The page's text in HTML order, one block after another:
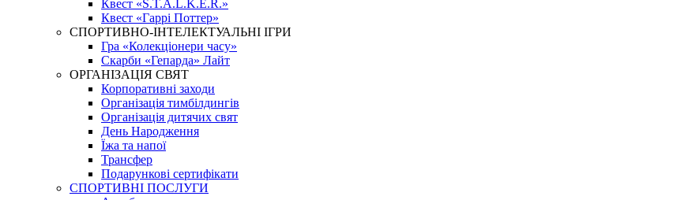
Квест «S.T.A.L.K.E.R.»
Квест «Гаррі Поттер»
СПОРТИВНО-ІНТЕЛЕКТУАЛЬНІ ІГРИ
Гра «Колекціонери часу»
Скарби «Гепарда» Лайт
ОРГАНІЗАЦІЯ СВЯТ
Корпоративні заходи
Організація тимбілдингів
Організація дитячих свят
День Народження
Їжа та напої
Трансфер
Подарункові сертифікати
СПОРТИВНІ ПОСЛУГИ